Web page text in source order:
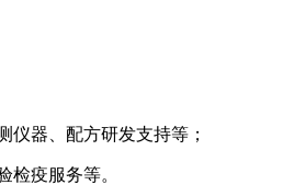
仪器、配方研发支持等；
检疫服务等。